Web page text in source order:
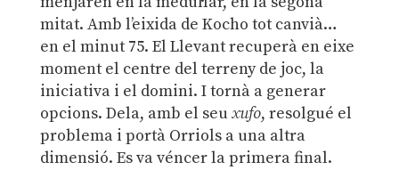
mitat. Amb l’eixida de Kocho tot canvià…
en el minut 75. El Llevant recuperà en eixe
moment el centre del terreny de joc, la
iniciativa i el domini. I tornà a generar
opcions. Dela, amb el seu xufo, resolgué el
problema i portà Orriols a una altra
dimensió. Es va véncer la primera final.